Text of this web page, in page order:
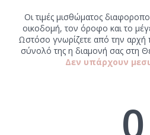
Οι τιμές μισθώματος
οικοδομή, τον όροφο και το
Ωστόσο γνωρίζετε από την αρχή
σύνολό της η διαμονή σας στη
Δεν υπάρχουν
0